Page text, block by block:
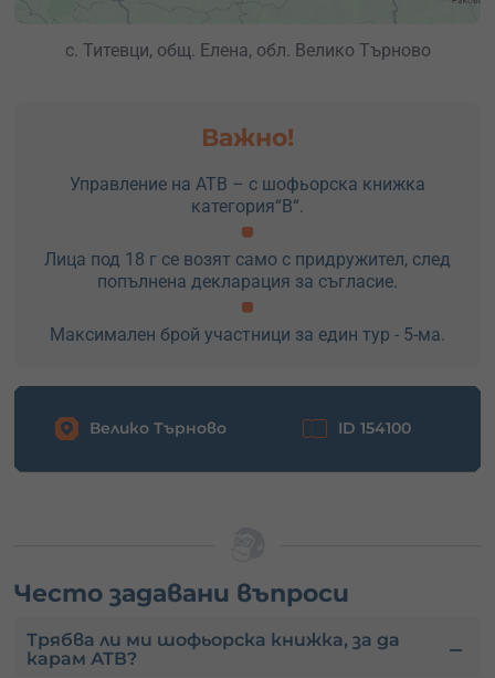
с. Титевци, общ. Елена, обл. Велико Търново
Важно!
Управление на АТВ – с шофьорска книжка
категория“B“.
Лица под 18 г се возят само с придружител, след
попълнена декларация за съгласие.
Максимален брой участници за един тур - 5-ма.
Велико Търново ID 154100
Често задавани въпроси
Трябва ли ми шофьорска книжка, за да
карам АТВ?